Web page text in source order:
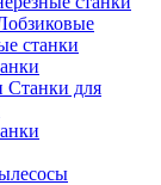
станки
Станки для